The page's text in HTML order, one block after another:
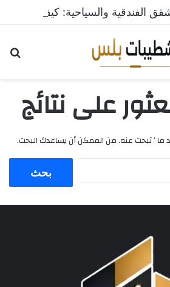
على نتائج
ما ’ تبحث عنه. من الممكن أن يساعدك البحث.